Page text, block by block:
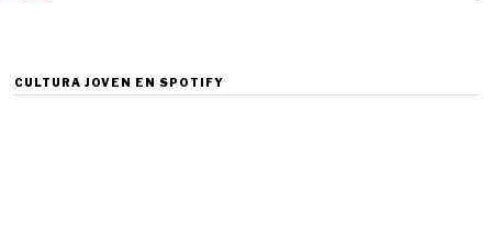
CULTURA JOVEN EN SPOTIFY